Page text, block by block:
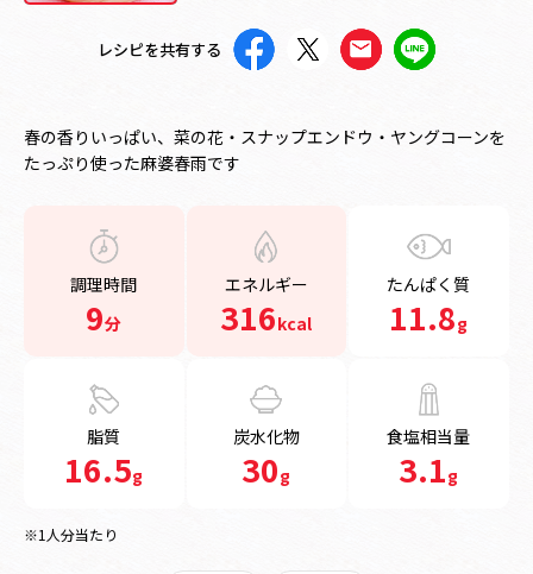
レシピを共有する
春の香りいっぱい、菜の花・スナップエンドウ・ヤングコーンを
たっぷり使った麻婆春雨です
調理時間
9分
エネルギー
316kcal
たんぱく質
11.8g
脂質
16.5g
炭水化物
30g
食塩相当量
3.1g
※1人分当たり